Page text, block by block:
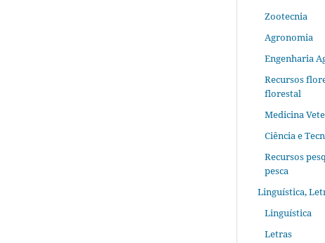
Zootecnia
Agronomia
Engenharia
Recursos
florestal
Medicina
Ciência e
Recursos
pesca
Linguística,
Linguística
Letras